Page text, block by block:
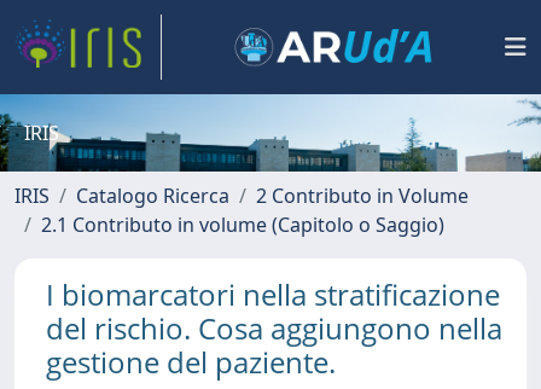
IRIS
IRIS Catalogo Ricerca
2 Contributo in Volume
2.1 Contributo in volume (Capitolo o Saggio)
I biomarcatori nella stratificazione
del rischio. Cosa aggiungono nella
gestione del paziente.